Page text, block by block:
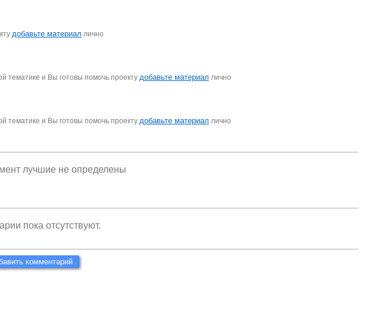
добавьте материал лично
тематике и Вы готовы помочь проекту добавьте материал лично
тематике и Вы готовы помочь проекту добавьте материал лично
лучшие не определены
пока отсутствуют.
комментарий